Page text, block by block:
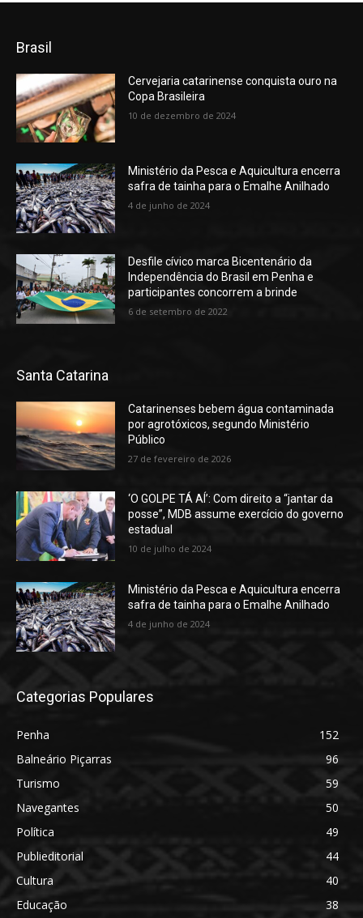
Brasil
Cervejaria catarinense conquista ouro na
Copa Brasileira
10 de dezembro de 2024
Ministério da Pesca e Aquicultura encerra
safra de tainha para o Emalhe Anilhado
4 de junho de 2024
Desfile cívico marca Bicentenário da
Independência do Brasil em Penha e
participantes concorrem a brinde
6 de setembro de 2022
Santa Catarina
Catarinenses bebem água contaminada
por agrotóxicos, segundo Ministério
Público
27 de fevereiro de 2026
‘O GOLPE TÁ AÍ’: Com direito a “jantar da
posse”, MDB assume exercício do governo
estadual
10 de julho de 2024
Ministério da Pesca e Aquicultura encerra
safra de tainha para o Emalhe Anilhado
4 de junho de 2024
Categorias Populares
Penha
152
Balneário Piçarras
96
Turismo
59
Navegantes
50
Política
49
Publieditorial
44
Cultura
40
Educação
38